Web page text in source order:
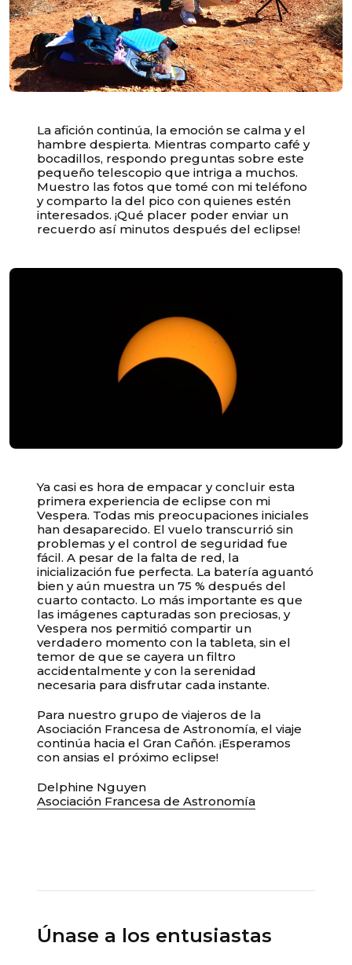
La afición continúa, la emoción se calma y el
hambre despierta. Mientras comparto café y
bocadillos, respondo preguntas sobre este
pequeño telescopio que intriga a muchos.
Muestro las fotos que tomé con mi teléfono
y comparto la del pico con quienes estén
interesados. ¡Qué placer poder enviar un
recuerdo así minutos después del eclipse!
Ya casi es hora de empacar y concluir esta
primera experiencia de eclipse con mi
Vespera. Todas mis preocupaciones iniciales
han desaparecido. El vuelo transcurrió sin
problemas y el control de seguridad fue
fácil. A pesar de la falta de red, la
inicialización fue perfecta. La batería aguantó
bien y aún muestra un 75 % después del
cuarto contacto. Lo más importante es que
las imágenes capturadas son preciosas, y
Vespera nos permitió compartir un
verdadero momento con la tableta, sin el
temor de que se cayera un filtro
accidentalmente y con la serenidad
necesaria para disfrutar cada instante.
Para nuestro grupo de viajeros de la
Asociación Francesa de Astronomía, el viaje
continúa hacia el Gran Cañón. ¡Esperamos
con ansias el próximo eclipse!
Delphine Nguyen
Asociación Francesa de Astronomía
Únase a los entusiastas